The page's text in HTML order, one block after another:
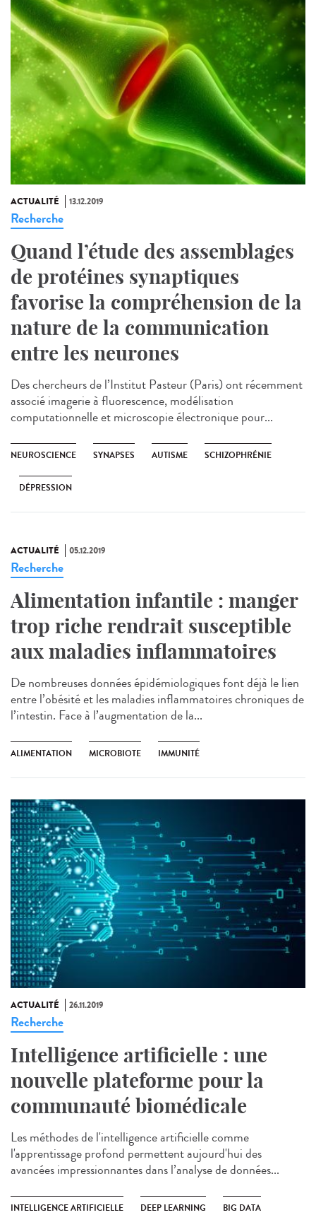
ACTUALITÉ 13.12.2019
Recherche
Quand l’étude des assemblages
de protéines synaptiques
favorise la compréhension de la
nature de la communication
entre les neurones
Des chercheurs de l’Institut Pasteur (Paris) ont récemment
associé imagerie à fluorescence, modélisation
computationnelle et microscopie électronique pour...
NEUROSCIENCE SYNAPSES AUTISME SCHIZOPHRÉNIE
DÉPRESSION
ACTUALITÉ 05.12.2019
Recherche
Alimentation infantile : manger
trop riche rendrait susceptible
aux maladies inflammatoires
De nombreuses données épidémiologiques font déjà le lien
entre l’obésité et les maladies inflammatoires chroniques de
l’intestin. Face à l’augmentation de la...
ALIMENTATION MICROBIOTE IMMUNITÉ
ACTUALITÉ 26.11.2019
Recherche
Intelligence artificielle : une
nouvelle plateforme pour la
communauté biomédicale
Les méthodes de l'intelligence artificielle comme
l'apprentissage profond permettent aujourd'hui des
avancées impressionnantes dans l’analyse de données...
INTELLIGENCE ARTIFICIELLE DEEP LEARNING BIG DATA